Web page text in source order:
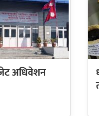
अधिवेशन